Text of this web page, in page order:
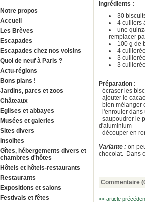
Notre propos
Accueil
Les Brèves
Escapades
Escapades chez nos voisins
Quoi de neuf à Paris ?
Actu-régions
Bons plans !
Jardins, parcs et zoos
Châteaux
Eglises et abbayes
Musées et galeries
Sites divers
Insolites
Gîtes, hébergements divers et
chambres d'hôtes
Hôtels et hôtels-restaurants
Restaurants
Expositions et salons
Festivals et fêtes
Ingrédients :
30
4 cuillers
une
remplacer
100 g de
4
3
3
Préparation :
- écraser les
- ajouter le
- bien mélanger
- l'enrouler dans
- saupoudrer le
d'aluminium
- découper en
Variante : on
chocolat. Dans
Commentaire
<< article